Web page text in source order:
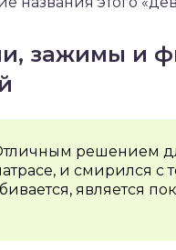
зажимы и
решением
и смирился с
является